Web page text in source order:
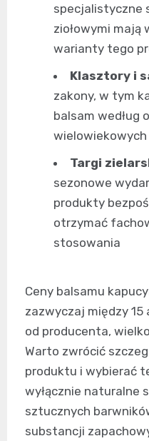
specjalistyczne
ziołowymi mają
warianty tego
Klasztory i
zakony, w tym
balsam według
Targi
sezonowe
produkty
otrzymać
stosowania
Ceny balsamu
zazwyczaj między 15
od producenta,
Warto zwrócić
produktu i wybierać
wyłącznie naturalne
sztucznych
substancji